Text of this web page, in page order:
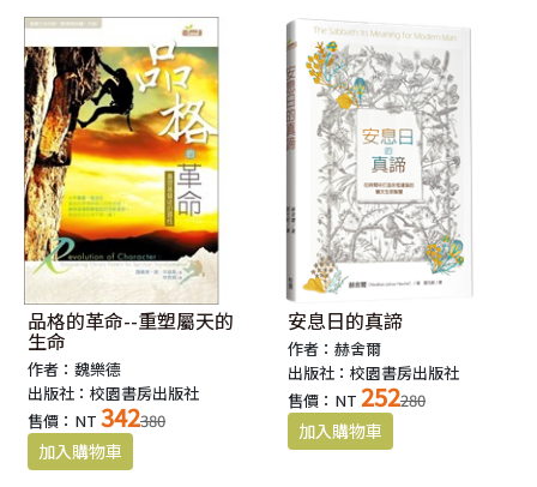
品格的革命--重塑屬天的
生命
作者：魏樂德
出版社：校園書房出版社
售價：NT 342380
安息日的真諦
作者：赫舍爾
出版社：校園書房出版社
售價：NT 252280